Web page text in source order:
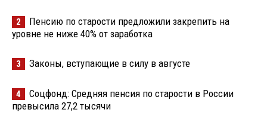
2
Пенсию по старости предложили закрепить на
уровне не ниже 40% от заработка
3 Законы, вступающие в силу в августе
4
Соцфонд: Средняя пенсия по старости в России
превысила 27,2 тысячи